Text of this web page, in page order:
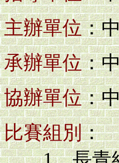
主辦單位：
承辦單位：
協辦單位：
比賽組別：